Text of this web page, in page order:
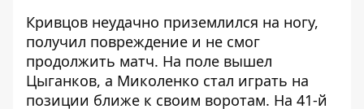
Кривцов неудачно приземлился на ногу,
получил повреждение и не смог
продолжить матч. На поле вышел
Цыганков, а Миколенко стал играть на
позиции ближе к своим воротам. На 41-й